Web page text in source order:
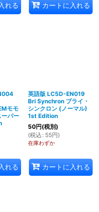
れる カートに入れる
モモ
ーパー
れる
英語版 LC5D-EN019
Bri Synchron ブライ・
シンクロン (ノーマル)
1st Edition
50円(税別)
(税込 : 55円)
在庫わずか
カートに入れる